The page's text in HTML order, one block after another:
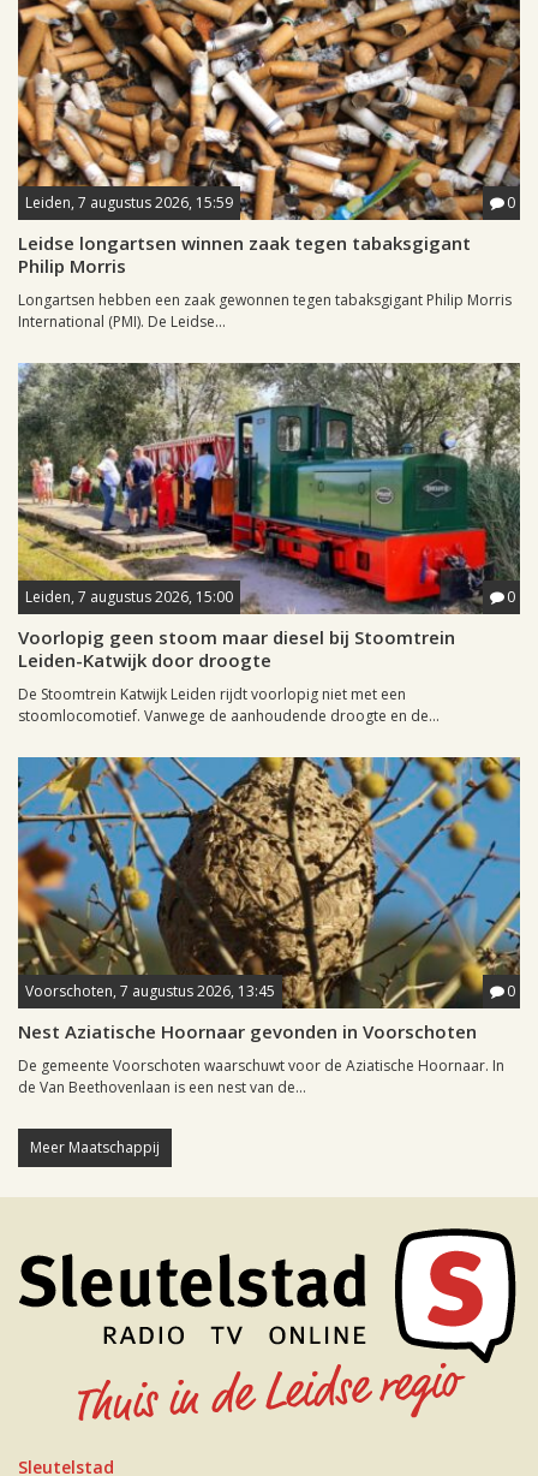
Leiden, 7 augustus 2026, 15:59 0
Leidse longartsen winnen zaak tegen tabaksgigant
Philip Morris
Longartsen hebben een zaak gewonnen tegen tabaksgigant Philip Morris
International (PMI). De Leidse...
Leiden, 7 augustus 2026, 15:00 0
Voorlopig geen stoom maar diesel bij Stoomtrein
Leiden-Katwijk door droogte
De Stoomtrein Katwijk Leiden rijdt voorlopig niet met een
stoomlocomotief. Vanwege de aanhoudende droogte en de...
Voorschoten, 7 augustus 2026, 13:45 0
Nest Aziatische Hoornaar gevonden in Voorschoten
De gemeente Voorschoten waarschuwt voor de Aziatische Hoornaar. In
de Van Beethovenlaan is een nest van de...
Meer Maatschappij
Sleutelstad